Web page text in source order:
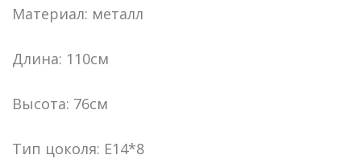
Материал: металл
Длина: 110см
Высота: 76см
Тип цоколя: E14*8